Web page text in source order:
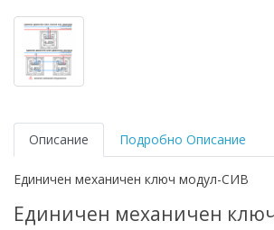
Описание Подробно Описание
Единичен механичен ключ модул-СИВ
Единичен механичен